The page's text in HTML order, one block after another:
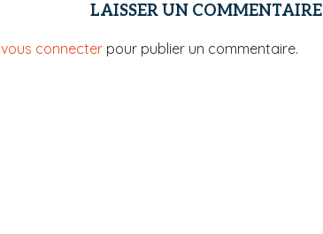
LAISSER UN COMMENTAIRE
vous connecter pour publier un commentaire.